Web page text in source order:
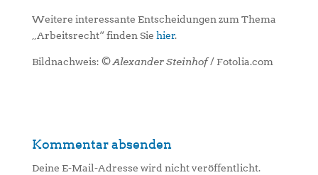
Weitere interessante Entscheidungen zum Thema
„Arbeitsrecht“ finden Sie hier.
Bildnachweis: ©Alexander Steinhof/ Fotolia.com
Kommentar absenden
Deine E-Mail-Adresse wird nicht veröffentlicht.